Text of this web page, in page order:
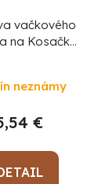
vačkového
na Kosačka
neznámy
€